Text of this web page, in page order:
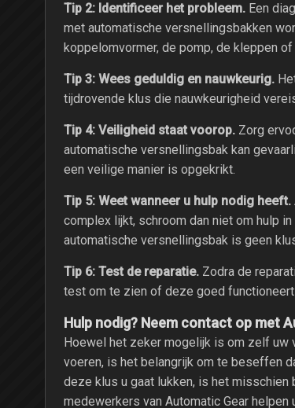
Tip 2: Identificeer het probleem. Een
met automatische versnellingsbakken
koppelomvormer, de pomp, de kleppen of
Tip 3: Wees geduldig en nauwkeurig.
tijdrovende klus die nauwkeurigheid
Tip 4: Veiligheid staat voorop. Zorg
automatische versnellingsbak kan
een veilige manier is opgekrikt.
Tip 5: Weet wanneer u hulp nodig heeft.
complex lijkt, schroom dan niet om hulp
automatische versnellingsbak is geen
Tip 6: Test de reparatie. Zodra de
test om te zien of deze goed
Hulp nodig? Neem contact op met
Hoewel het zeker mogelijk is om zelf uw
voeren, is het belangrijk om te beseffen
deze klus u gaat lukken, is het
medewerkers van Automatic Gear